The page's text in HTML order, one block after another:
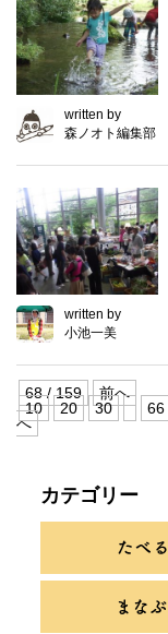
written by
森ノオト編集部
written by
小池一美
68 / 159
前へ
10
20 30 66
へ
カテゴリー